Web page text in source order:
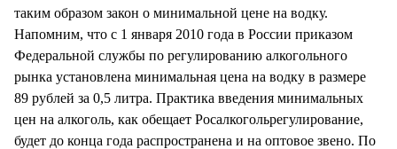
таким образом закон о минимальной цене на водку.
Напомним, что с 1 января 2010 года в России приказом
Федеральной службы по регулированию алкогольного
рынка установлена минимальная цена на водку в размере
89 рублей за 0,5 литра. Практика введения минимальных
цен на алкоголь, как обещает Росалкогольрегулирование,
будет до конца года распространена и на оптовое звено. По